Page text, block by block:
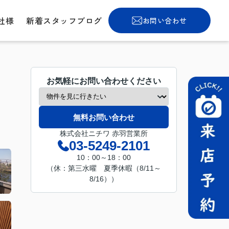
様 新着スタッフブログ お問い合わせ
お気軽にお問い合わせください
無料お問い合わせ
株式会社ニチワ 赤羽営業所
03-5249-2101
10：00～18：00
（休：第三水曜 夏季休暇（8/11～
8/16））